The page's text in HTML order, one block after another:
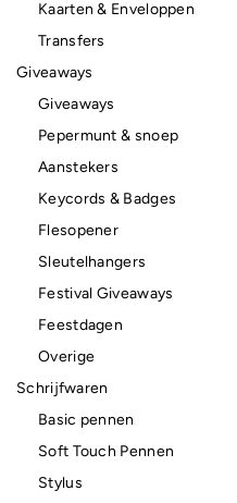
Kaarten & Enveloppen
Transfers
Giveaways
Giveaways
Pepermunt & snoep
Aanstekers
Keycords & Badges
Flesopener
Sleutelhangers
Festival Giveaways
Feestdagen
Overige
Schrijfwaren
Basic pennen
Soft Touch Pennen
Stylus